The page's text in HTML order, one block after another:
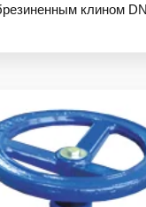
клином